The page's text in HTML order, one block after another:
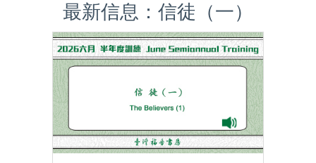
最新信息：信徒（一）